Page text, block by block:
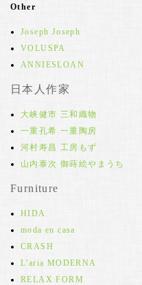
Other
Joseph Joseph
VOLUSPA
ANNIESLOAN
日本人作家
大峡健市 三和織物
一重孔希 一重陶房
河村寿昌 工房もず
山内泰次 御蒔絵やまうち
Furniture
HIDA
moda en casa
CRASH
L'aria MODERNA
RELAX FORM